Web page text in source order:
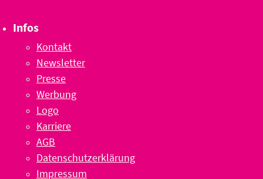
Infos
Kontakt
Newsletter
Presse
Werbung
Logo
Karriere
AGB
Datenschutzerklärung
Impressum